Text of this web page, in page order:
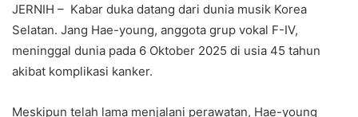
JERNIH – Kabar duka datang dari dunia musik Korea
Selatan. Jang Hae-young, anggota grup vokal F-IV,
meninggal dunia pada 6 Oktober 2025 di usia 45 tahun
akibat komplikasi kanker.
Meskipun telah lama menjalani perawatan, Hae-young